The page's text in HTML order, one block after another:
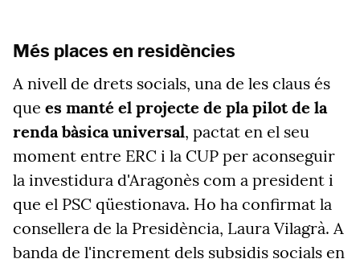
Més places en residències
A nivell de drets socials, una de les claus és
que es manté el projecte de pla pilot de la
renda bàsica universal, pactat en el seu
moment entre ERC i la CUP per aconseguir
la investidura d'Aragonès com a president i
que el PSC qüestionava. Ho ha confirmat la
consellera de la Presidència, Laura Vilagrà. A
banda de l'increment dels subsidis socials en